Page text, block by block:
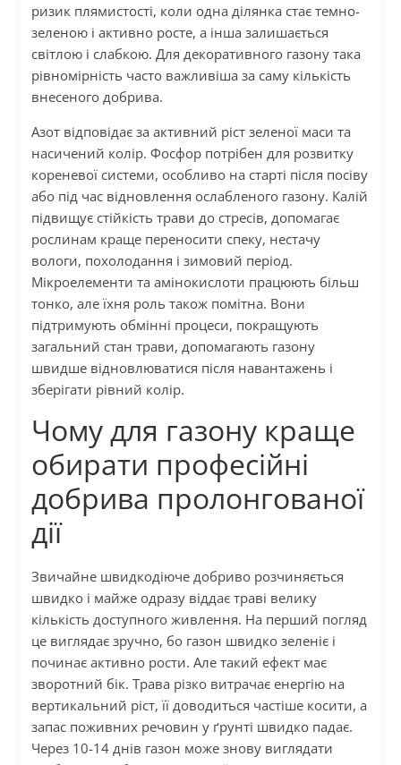
ризик плямистості, коли одна ділянка стає темно-
зеленою і активно росте, а інша залишається
світлою і слабкою. Для декоративного газону така
рівномірність часто важливіша за саму кількість
внесеного добрива.
Азот відповідає за активний ріст зеленої маси та
насичений колір. Фосфор потрібен для розвитку
кореневої системи, особливо на старті після посіву
або під час відновлення ослабленого газону. Калій
підвищує стійкість трави до стресів, допомагає
рослинам краще переносити спеку, нестачу
вологи, похолодання і зимовий період.
Мікроелементи та амінокислоти працюють більш
тонко, але їхня роль також помітна. Вони
підтримують обмінні процеси, покращують
загальний стан трави, допомагають газону
швидше відновлюватися після навантажень і
зберігати рівний колір.
Чому для газону краще
обирати професійні
добрива пролонгованої
дії
Звичайне швидкодіюче добриво розчиняється
швидко і майже одразу віддає траві велику
кількість доступного живлення. На перший погляд
це виглядає зручно, бо газон швидко зеленіє і
починає активно рости. Але такий ефект має
зворотний бік. Трава різко витрачає енергію на
вертикальний ріст, її доводиться частіше косити, а
запас поживних речовин у ґрунті швидко падає.
Через 10-14 днів газон може знову виглядати